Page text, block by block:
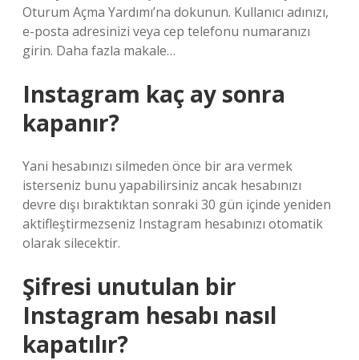
Oturum Açma Yardımı’na dokunun. Kullanıcı adınızı,
e-posta adresinizi veya cep telefonu numaranızı
girin. Daha fazla makale…
Instagram kaç ay sonra
kapanır?
Yani hesabınızı silmeden önce bir ara vermek
isterseniz bunu yapabilirsiniz ancak hesabınızı
devre dışı bıraktıktan sonraki 30 gün içinde yeniden
aktifleştirmezseniz Instagram hesabınızı otomatik
olarak silecektir.
Şifresi unutulan bir
Instagram hesabı nasıl
kapatılır?